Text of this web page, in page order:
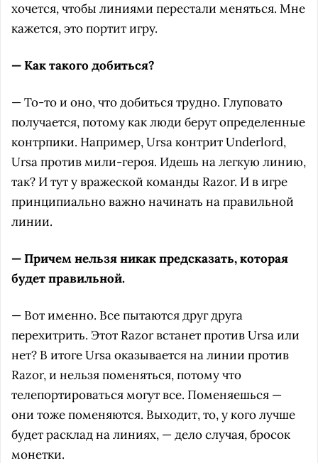
хочется, чтобы линиями перестали меняться. Мне
кажется, это портит игру.
— Как такого добиться?
— То-то и оно, что добиться трудно. Глуповато
получается, потому как люди берут определенные
контрпики. Например, Ursa контрит Underlord,
Ursa против мили-героя. Идешь на легкую линию,
так? И тут у вражеской команды Razor. И в игре
принципиально важно начинать на правильной
линии.
— Причем нельзя никак предсказать, которая
будет правильной.
— Вот именно. Все пытаются друг друга
перехитрить. Этот Razor встанет против Ursa или
нет? В итоге Ursa оказывается на линии против
Razor, и нельзя поменяться, потому что
телепортироваться могут все. Поменяешься —
они тоже поменяются. Выходит, то, у кого лучше
будет расклад на линиях, — дело случая, бросок
монетки.